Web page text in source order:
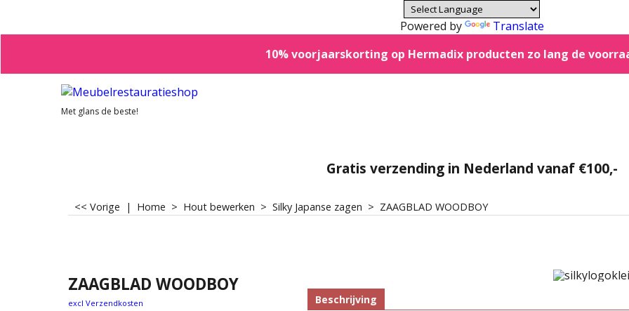
Powered by
Translate
10% voorjaarskorting op Hermadix producten zo lang de
Met glans de beste!
Gratis verzending in Nederland vanaf €100,-
<< Vorige | Home > Hout bewerken > Silky Japanse zagen > ZAAGBLAD WOODBOY
ZAAGBLAD WOODBOY
excl Verzendkosten Beschrijving